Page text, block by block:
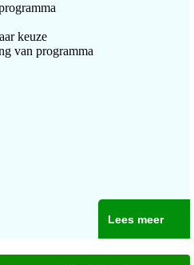
keuze
van programma
Lees meer